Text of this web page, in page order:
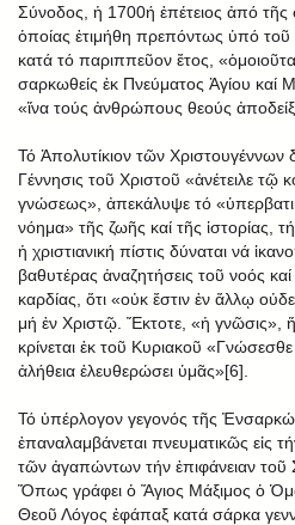
Σύνοδος, ἡ 1700ή ἐπέτειος ἀπό τῆς
ὁποίας ἐτιμήθη πρεπόντως ὑπό τοῦ
κατά τό παριππεῦον ἔτος,
σαρκωθείς ἐκ Πνεύματος Ἁγίου καί
«ἵνα τούς ἀνθρώπους θεούς
Τό Ἀπολυτίκιον τῶν Χριστουγέννων
Γέννησις τοῦ Χριστοῦ «ἀνέτειλε
γνώσεως», ἀπεκάλυψε τό
νόημα» τῆς ζωῆς καί τῆς ἱστορίας,
ἡ χριστιανική πίστις δύναται νά
βαθυτέρας ἀναζητήσεις τοῦ νοός
καρδίας, ὅτι «οὐκ ἔστιν ἐν ἄλλῳ
μή ἐν Χριστῷ. Ἔκτοτε, «ἡ γνῶσις»,
κρίνεται ἐκ τοῦ Κυριακοῦ
ἀλήθεια ἐλευθερώσει ὑμᾶς»[6].
Τό ὑπέρλογον γεγονός τῆς
ἐπαναλαμβάνεται πνευματικῶς εἰς
τῶν ἀγαπώντων τήν ἐπιφάνειαν τοῦ
Ὅπως γράφει ὁ Ἅγιος Μάξιμος ὁ
Θεοῦ Λόγος ἐφάπαξ κατά σάρκα